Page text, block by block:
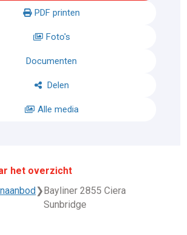
PDF printen
Foto's
Documenten
Delen
Alle media
het overzicht
❯ Bayliner 2855 Ciera
Sunbridge